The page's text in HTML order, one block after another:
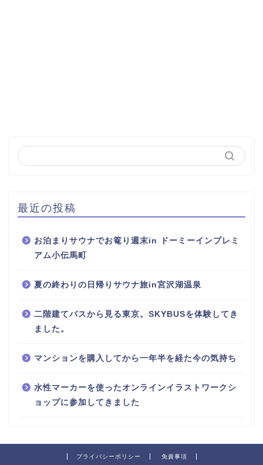
最近の投稿
お泊まりサウナでお篭り週末in ドーミーインプレミ
アム小伝馬町
夏の終わりの日帰りサウナ旅in宮沢湖温泉
二階建てバスから見る東京。SKYBUSを体験してき
ました。
マンションを購入してから一年半を経た今の気持ち
水性マーカーを使ったオンラインイラストワークシ
ョップに参加してきました
プライバシーポリシー 免責事項